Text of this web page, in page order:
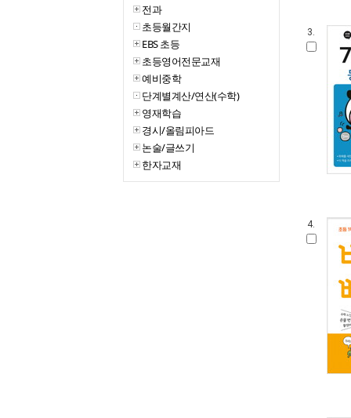
전과
초등월간지
EBS 초등
초등영어전문교재
예비중학
단계별계산/연산(수학)
영재학습
경시/올림피아드
논술/글쓰기
한자교재
3.
4.